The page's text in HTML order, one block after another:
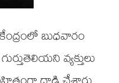
బుధవారం
వ్యక్తులు